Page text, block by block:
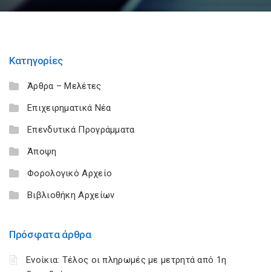
Κατηγορίες
Άρθρα – Μελέτες
Επιχειρηματικά Νέα
Επενδυτικά Προγράμματα
Άποψη
Φορολογικό Αρχείο
Βιβλιοθήκη Αρχείων
Πρόσφατα άρθρα
Ενοίκια: Τέλος οι πληρωμές με μετρητά από 1η